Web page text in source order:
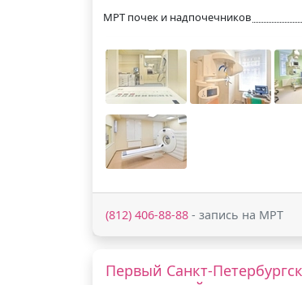
МРТ почек и надпочечников
(812) 406-88-88 - запись на МРТ
Первый Санкт-